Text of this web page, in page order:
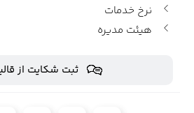
نرخ خدمات
هیئت مدیره
ثبت شکایت از